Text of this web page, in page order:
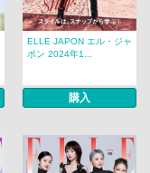
ELLE JAPON エル・ジャ
ポン 2024年1...
購入